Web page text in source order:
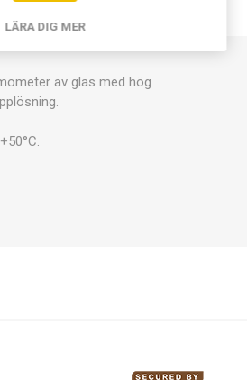
av glas med hög
LÄRA DIG MER